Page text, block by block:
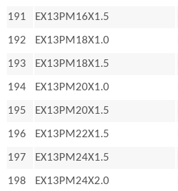
191
EX13PM16X1.5
192
EX13PM18X1.0
193
EX13PM18X1.5
194
EX13PM20X1.0
195
EX13PM20X1.5
196
EX13PM22X1.5
197
EX13PM24X1.5
198
EX13PM24X2.0